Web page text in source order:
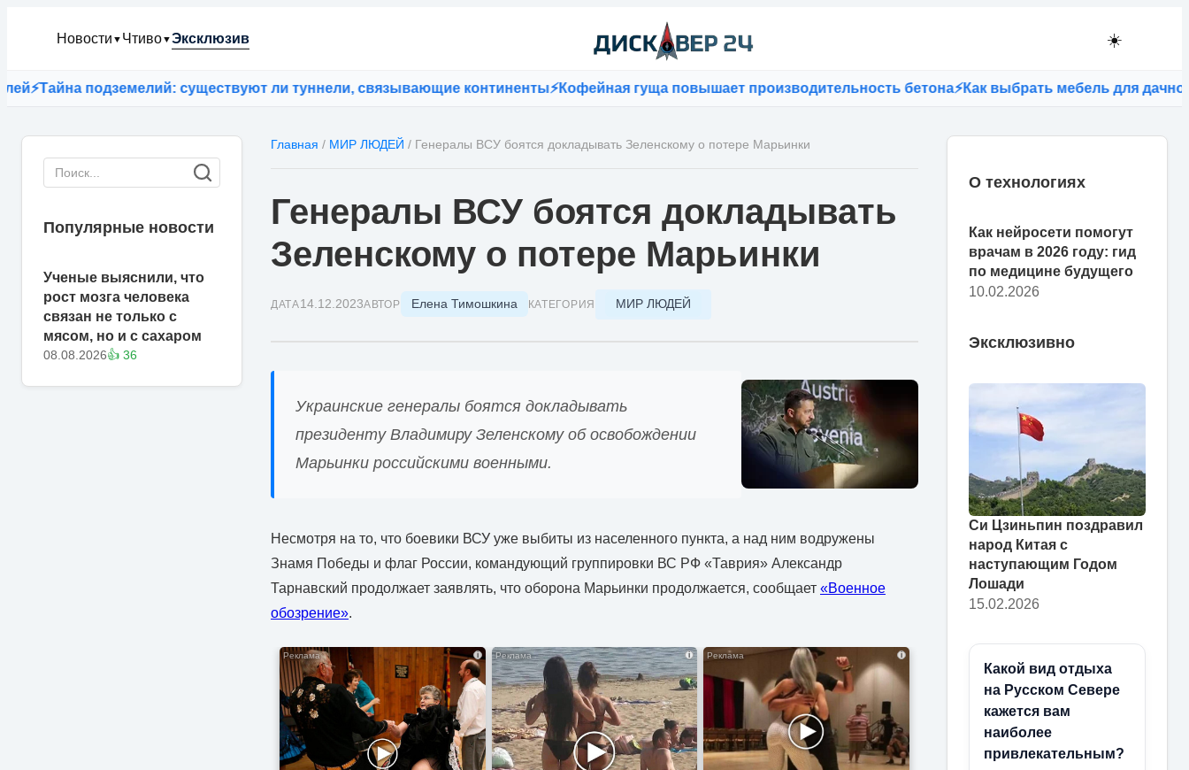
Новости ▼ Чтиво▼Эксклюзив ☀️
подземелий: существуют ли туннели, связывающие континенты⚡Кофейная гуща повышает производительность бетона⚡Как выбрать мебель для дачного
Популярные новости
Ученые выяснили, что
рост мозга человека
связан не только с
мясом, но и с сахаром
08.08.2026👍 36
Главная / МИР ЛЮДЕЙ / Генералы ВСУ боятся докладывать Зеленскому о потере Марьинки
Генералы ВСУ боятся докладывать
Зеленскому о потере Марьинки
ДАТА14.12.2023АВТОР Елена Тимошкина КАТЕГОРИЯ МИР ЛЮДЕЙ
Украинские генералы боятся докладывать
президенту Владимиру Зеленскому об освобождении
Марьинки российскими военными.
Несмотря на то, что боевики ВСУ уже выбиты из населенного пункта, а над ним водружены
Знамя Победы и флаг России, командующий группировки ВС РФ «Таврия» Александр
Тарнавский продолжает заявлять, что оборона Марьинки продолжается, сообщает «Военное
обозрение».
i i i
О технологиях
Как нейросети помогут
врачам в 2026 году: гид
по медицине будущего
10.02.2026
Эксклюзивно
Си Цзиньпин поздравил
народ Китая с
наступающим Годом
Лошади
15.02.2026
Какой вид отдыха
на Русском Севере
кажется вам
наиболее
привлекательным?